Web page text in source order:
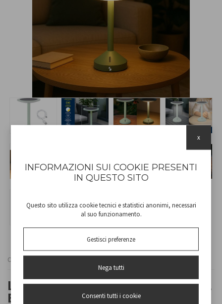
Cod
LAMPADA DA TAVOLO SOLARE
E RICARICABILE HELIA
INFORMAZIONI SUI COOKIE PRESENTI
IN QUESTO SITO
Questo sito utilizza cookie tecnici e statistici anonimi, necessari
al suo funzionamento.
Gestisci preferenze
Nega tutti
Consenti tutti i cookie
x